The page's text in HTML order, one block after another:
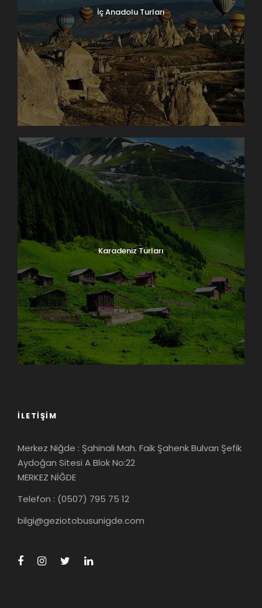
İç Anadolu Turları
Karadeniz Turları
İLETIŞIM
Merkez Niğde : Şahinali Mah. Faik Şahenk Bulvarı Şefik
Aydoğan Sitesi A Blok No:22
MERKEZ NİĞDE
Telefon : (0507) 795 75 12
bilgi@geziotobusunigde.com